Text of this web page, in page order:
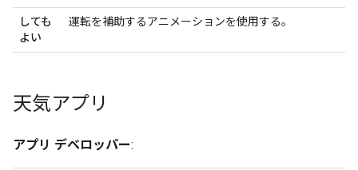
しても
よい
運転を補助するアニメーションを使用する。
天気アプリ
アプリ デベロッパー: